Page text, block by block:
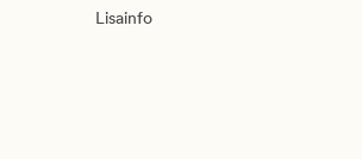
Lisainfo